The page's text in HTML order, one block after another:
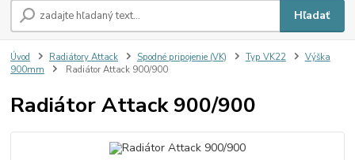
Hľadať
Úvod Radiátory Attack Spodné pripojenie (VK) Typ VK22
Výška
900mm
Radiátor Attack 900/900
Radiátor Attack 900/900